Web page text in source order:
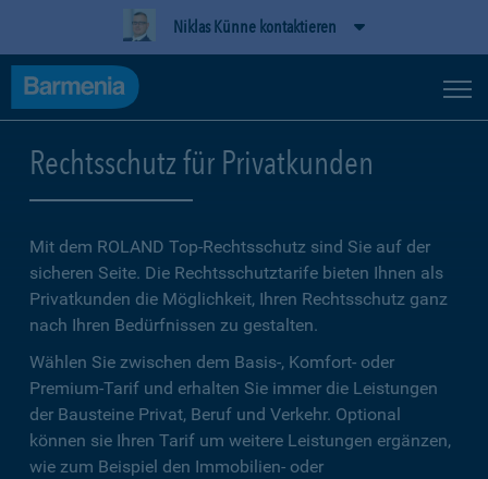
Niklas Künne kontaktieren
Rechtsschutz für Privatkunden
Mit dem ROLAND Top-Rechtsschutz sind Sie auf der
sicheren Seite. Die Rechtsschutztarife bieten Ihnen als
Privatkunden die Möglichkeit, Ihren Rechtsschutz ganz
nach Ihren Bedürfnissen zu gestalten.
Wählen Sie zwischen dem Basis-, Komfort- oder
Premium-Tarif und erhalten Sie immer die Leistungen
der Bausteine Privat, Beruf und Verkehr. Optional
können sie Ihren Tarif um weitere Leistungen ergänzen,
wie zum Beispiel den Immobilien- oder